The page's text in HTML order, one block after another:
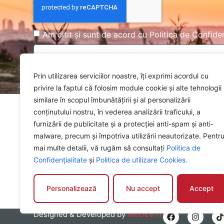
Prin utilizarea serviciilor noastre, îți exprimi acordul cu
privire la faptul că folosim module cookie și alte tehnologii
similare în scopul îmbunătățirii și al personalizării
conținutului nostru, în vederea analizării traficului, a
furnizării de publicitate și a protecției anti-spam și anti-
malware, precum și împotriva utilizării neautorizate. Pentru
mai multe detalii, vă rugăm să consultați Politica de
Confidențialitate și Politica de utilizare Cookies.
Personalizează Nu accept Accept
Am citit și sunt de acord cu Politica de
Aducem masini pe comanda si ne ocupam
de perfectarea actelor. Deținem un parc
de drum.
Explorează
Acasă
Toate
Servicii
Calculator
Designed & Developed byWEDEV IT